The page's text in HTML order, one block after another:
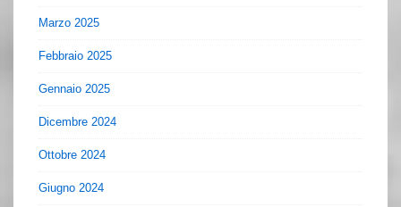
Marzo 2025
Febbraio 2025
Gennaio 2025
Dicembre 2024
Ottobre 2024
Giugno 2024